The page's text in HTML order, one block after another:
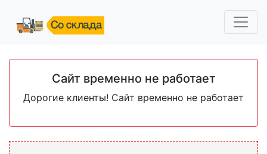
Сайт временно не работает
Дорогие клиенты! Сайт временно не работает